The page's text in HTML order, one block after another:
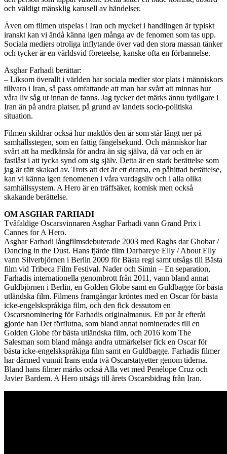
och väldigt mänsklig karusell av händelser.
Även om filmen utspelas i Iran och mycket i handlingen är typiskt
iranskt kan vi ändå känna igen många av de fenomen som tas upp.
Sociala mediers otroliga inflytande över vad den stora massan tänker
och tycker är en världsvid företeelse, kanske ofta en förbannelse.
Asghar Farhadi berättar:
– Liksom överallt i världen har sociala medier stor plats i människors
tillvaro i Iran, så pass omfattande att man har svårt att minnas hur
våra liv såg ut innan de fanns. Jag tycker det märks ännu tydligare i
Iran än på andra platser, på grund av landets socio-politiska
situation.
Filmen skildrar också hur maktlös den är som står långt ner på
samhällsstegen, som en fattig fängelsekund. Och människor har
svårt att ha medkänsla för andra än sig själva, då var och en är
fastlåst i att tycka synd om sig själv. Detta är en stark berättelse som
jag är rätt skakad av. Trots att det är ett drama, en påhittad berättelse,
kan vi känna igen fenomenen i våra vardagsliv och i alla olika
samhällssystem. A Hero är en träffsäker, komisk men också
skakande berättelse.
OM ASGHAR FARHADI
Tvåfaldige Oscarsvinnaren Asghar Farhadi vann Grand Prix i
Cannes for A Hero.
Asghar Farhadi långfilmsdebuterade 2003 med Raghs dar Ghobar /
Dancing in the Dust. Hans fjärde film Darbareye Elly / About Elly
vann Silverbjörnen i Berlin 2009 för Bästa regi samt utsågs till Bästa
film vid Tribeca Film Festival. Nader och Simin – En separation,
Farhadis internationella genombrott från 2011, vann bland annat
Guldbjörnen i Berlin, en Golden Globe samt en Guldbagge för bästa
utländska film. Filmens framgångar kröntes med en Oscar för bästa
icke-engelskspråkiga film, och den fick dessutom en
Oscarsnominering för Farhadis originalmanus. Ett par år efteråt
gjorde han Det förflutna, som bland annat nominerades till en
Golden Globe för bästa utländska film, och 2016 kom The
Salesman som bland många andra utmärkelser fick en Oscar för
bästa icke-engelskspråkiga film samt en Guldbagge. Farhadis filmer
har därmed vunnit Irans enda två Oscarstatyetter genom tiderna.
Bland hans filmer märks också Alla vet med Penélope Cruz och
Javier Bardem. A Hero utsågs till årets Oscarsbidrag från Iran.